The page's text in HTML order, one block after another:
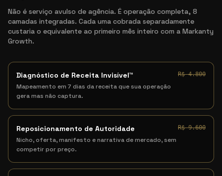
Não é serviço avulso de agência. É operação completa, 8
camadas integradas. Cada uma cobrada separadamente
custaria o equivalente ao primeiro mês inteiro com a Markanty
Growth.
Diagnóstico de Receita Invisível™
Mapeamento em 7 dias da receita que sua operação
gera mas não captura.
R$ 4.800
Reposicionamento de Autoridade
Nicho, oferta, manifesto e narrativa de mercado, sem
competir por preço.
R$ 9.600